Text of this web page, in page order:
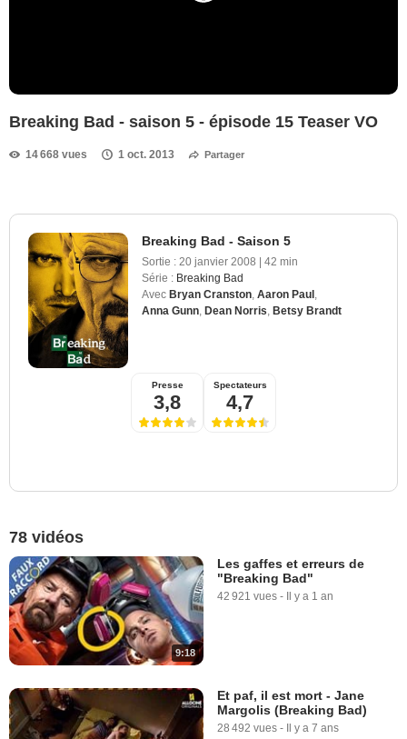
Breaking Bad - saison 5 - épisode 15 Teaser VO
14 668 vues 1 oct. 2013 Partager
Breaking Bad - Saison 5
Sortie : 20 janvier 2008 | 42 min
Série : Breaking Bad
Avec Bryan Cranston Aaron Paul
Anna Gunn Dean Norris Betsy Brandt
Presse
3,8
Spectateurs
4,7
78 vidéos
9:18
Les gaffes et erreurs de
"Breaking Bad"
42 921 vues - Il y a 1 an
Et paf, il est mort - Jane
Margolis (Breaking Bad)
28 492 vues - Il y a 7 ans